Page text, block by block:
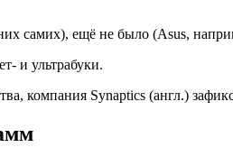
самих), ещё не было (Asus,
и ультрабуки.
компания Synaptics (англ.)